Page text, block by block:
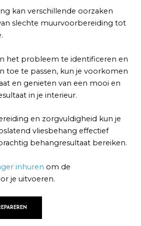
kan verschillende oorzaken
slechte muurvoorbereiding tot
het probleem te identificeren en
toe te passen, kun je voorkomen
en genieten van een mooi en
in je interieur.
en zorgvuldigheid kun je
vliesbehang effectief
behangresultaat bereiken.
inhuren om de
je uitvoeren.